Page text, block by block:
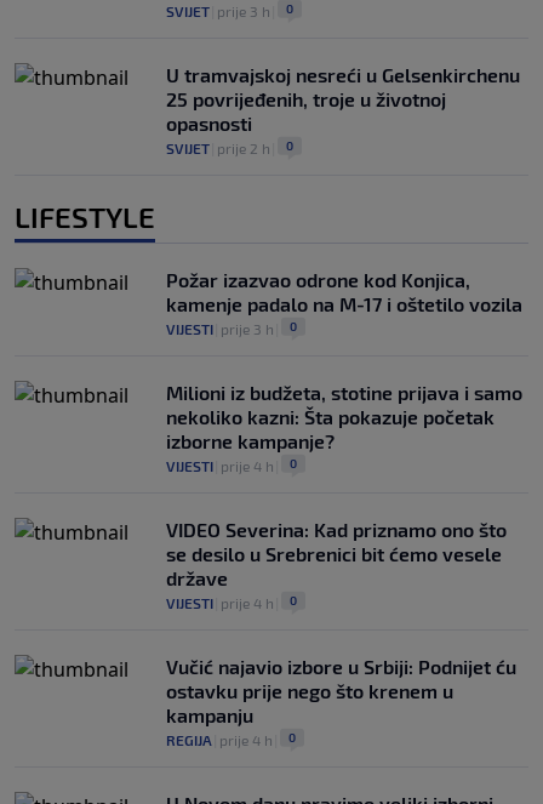
SVIJET prije 3 h 0
U tramvajskoj nesreći u Gelsenkirchenu
25 povrijeđenih, troje u životnoj
opasnosti
SVIJET prije 2 h 0
LIFESTYLE
Požar izazvao odrone kod Konjica,
kamenje padalo na M-17 i oštetilo vozila
VIJESTI prije 3 h 0
Milioni iz budžeta, stotine prijava i samo
nekoliko kazni: Šta pokazuje početak
izborne kampanje?
VIJESTI prije 4 h 0
VIDEO Severina: Kad priznamo ono što
se desilo u Srebrenici bit ćemo vesele
države
VIJESTI prije 4 h 0
Vučić najavio izbore u Srbiji: Podnijet ću
ostavku prije nego što krenem u
kampanju
REGIJA prije 4 h 0